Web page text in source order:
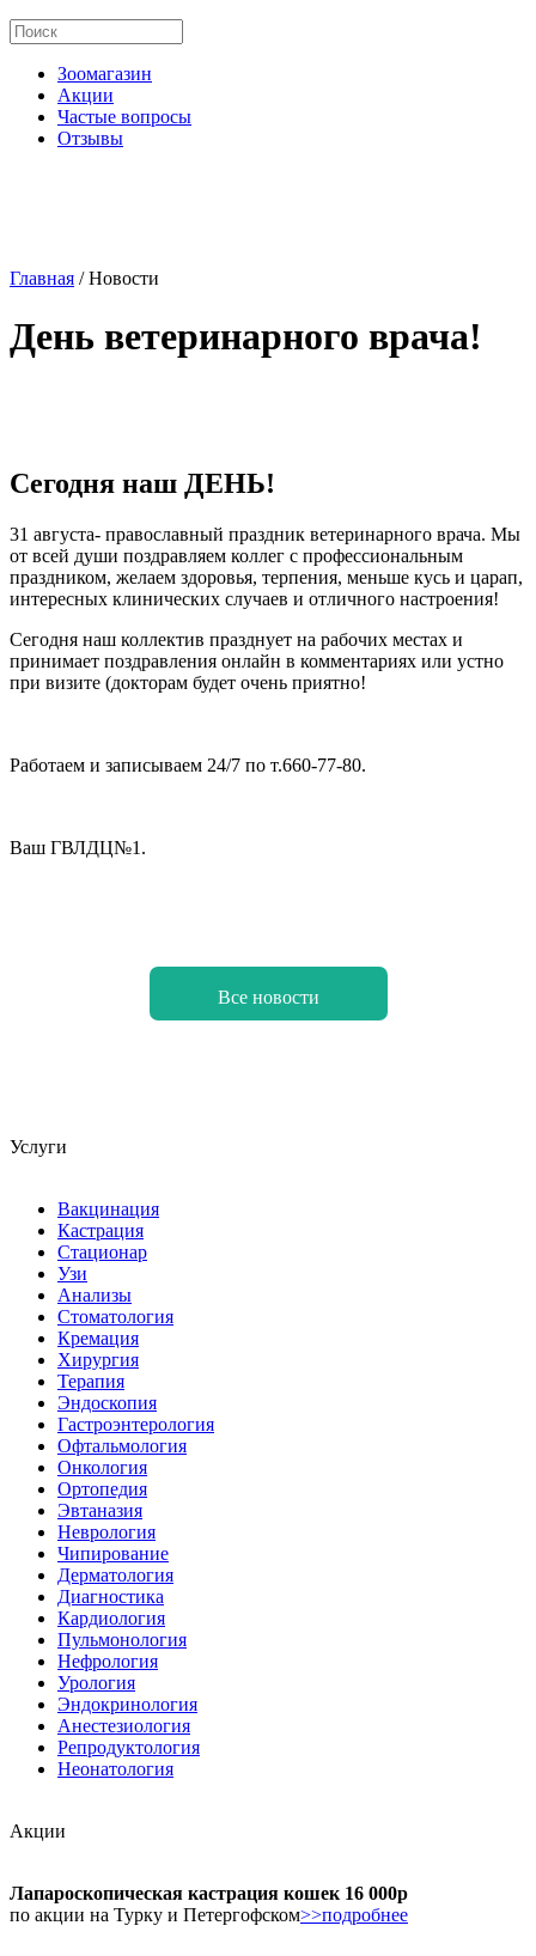
Зоомагазин
Акции
Частые вопросы
Отзывы
Главная /Новости
День ветеринарного врача!
Сегодня наш ДЕНЬ!
31 августа- православный праздник ветеринарного врача. Мы
от всей души поздравляем коллег с профессиональным
праздником, желаем здоровья, терпения, меньше кусь и царап,
интересных клинических случаев и отличного настроения!
Сегодня наш коллектив празднует на рабочих местах и
принимает поздравления онлайн в комментариях или устно
при визите (докторам будет очень приятно!
Работаем и записываем 24/7 по т.660-77-80.
Ваш ГВЛДЦ№1.
Все новости
Услуги
Вакцинация
Кастрация
Стационар
Узи
Анализы
Стоматология
Кремация
Хирургия
Терапия
Эндоскопия
Гастроэнтерология
Офтальмология
Онкология
Ортопедия
Эвтаназия
Неврология
Чипирование
Дерматология
Диагностика
Кардиология
Пульмонология
Нефрология
Урология
Эндокринология
Анестезиология
Репродуктология
Неонатология
Акции
Лапароскопическая кастрация кошек 16 000р
по акции на Турку и Петергофском>>подробнее